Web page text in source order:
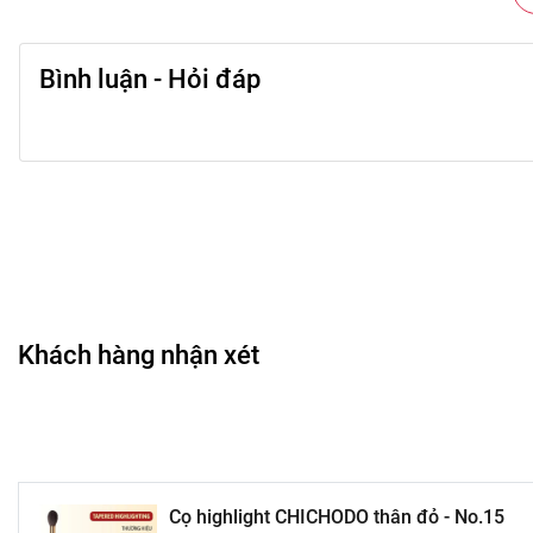
💄 Hướng dẫn sử dụng
Dùng đầu cọ lấy một lượng phấn highlight vừa đủ.
Phù hợp cho cả người mới học trang điểm và chuyên
🏷️ Thông tin thương hiệu
CHICHODO là thương hiệu nổi tiếng với các dòng cọ trang
Bình luận - Hỏi đáp
Khách hàng nhận xét
Cọ highlight CHICHODO thân đỏ - No.15